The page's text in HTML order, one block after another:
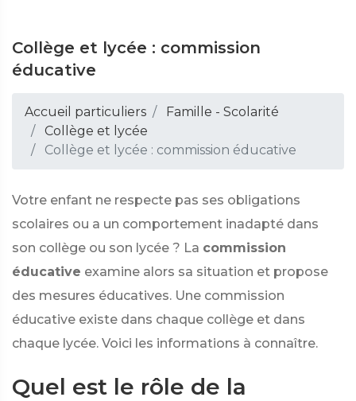
Collège et lycée : commission
éducative
Accueil particuliers
Famille - Scolarité
Collège et lycée
Collège et lycée : commission éducative
Votre enfant ne respecte pas ses obligations
scolaires ou a un comportement inadapté dans
son collège ou son lycée ? La commission
éducative examine alors sa situation et propose
des mesures éducatives. Une commission
éducative existe dans chaque collège et dans
chaque lycée. Voici les informations à connaître.
Quel est le rôle de la